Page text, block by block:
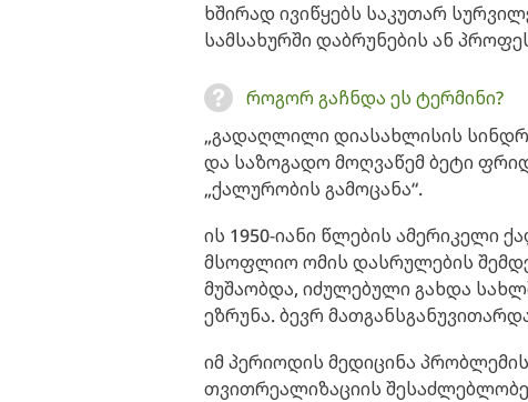
ხშირად ივიწყებს საკუთარ
სამსახურში დაბრუნების ან
როგორ გაჩნდა ეს ტერმინი?
„გადაღლილი დიასახლისის
და საზოგადო მოღვაწემ ბეტი
„ქალურობის გამოცანა“.
ის 1950-იანი წლების ამერიკელი
მსოფლიო ომის დასრულების
მუშაობდა, იძულებული გახდა
ეზრუნა. ბევრ
იმ პერიოდის მედიცინა
თვითრეალიზაციის